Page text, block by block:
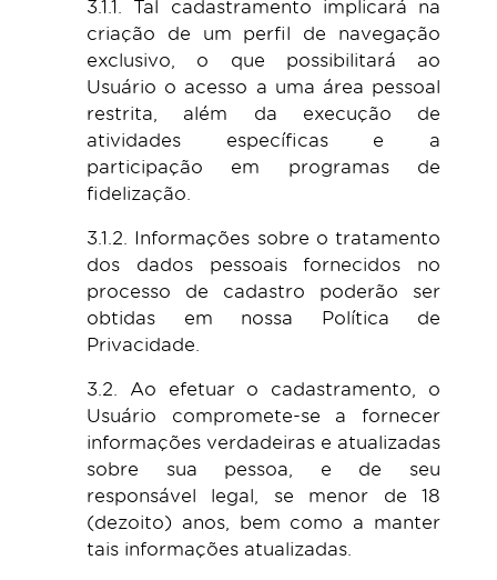
3.1.1. Tal cadastramento implicará na
criação de um perfil de navegação
exclusivo, o que possibilitará ao
Usuário o acesso a uma área pessoal
restrita, além da execução de
atividades específicas e a
participação em programas de
fidelização.
3.1.2. Informações sobre o tratamento
dos dados pessoais fornecidos no
processo de cadastro poderão ser
obtidas em nossa Política de
Privacidade.
3.2. Ao efetuar o cadastramento, o
Usuário compromete-se a fornecer
informações verdadeiras e atualizadas
sobre sua pessoa, e de seu
responsável legal, se menor de 18
(dezoito) anos, bem como a manter
tais informações atualizadas.